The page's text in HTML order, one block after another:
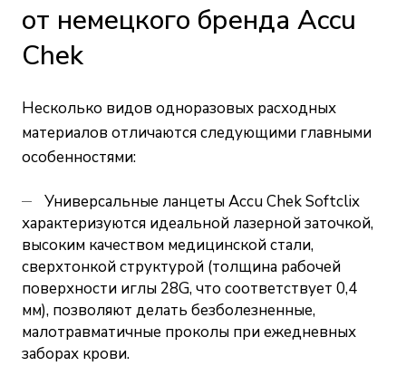
от немецкого бренда Accu
Chek
Несколько видов одноразовых расходных
материалов отличаются следующими главными
особенностями:
Универсальные ланцеты Accu Chek Softclix
характеризуются идеальной лазерной заточкой,
высоким качеством медицинской стали,
сверхтонкой структурой (толщина рабочей
поверхности иглы 28G, что соответствует 0,4
мм), позволяют делать безболезненные,
малотравматичные проколы при ежедневных
заборах крови.